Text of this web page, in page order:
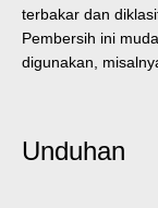
terbakar dan
Pembersih ini
digunakan,
khusus yang
sehingga
Unduhan